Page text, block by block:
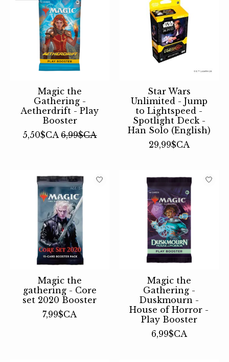
Magic the
Gathering -
Aetherdrift - Play
Booster
5,50$CA 6,99$CA
Star Wars
Unlimited - Jump
to Lightspeed -
Spotlight Deck -
Han Solo (English)
29,99$CA
Magic the
gathering - Core
set 2020 Booster
7,99$CA
Magic the
Gathering -
Duskmourn -
House of Horror -
Play Booster
6,99$CA